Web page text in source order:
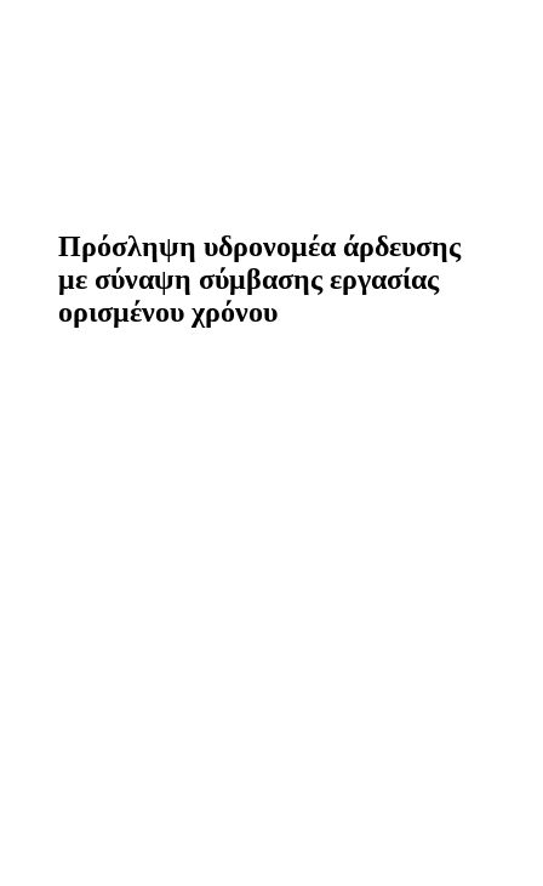
Πρόσληψη υδρονομέα άρδευσης
με σύναψη σύμβασης εργασίας
ορισμένου χρόνου